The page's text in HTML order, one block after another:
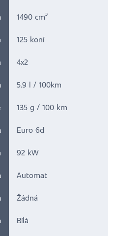
1490 cm³
125 koní
4x2
5.9 l / 100km
135 g / 100 km
Euro 6d
92 kW
Automat
Žádná
Bílá